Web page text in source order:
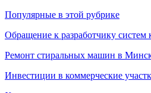
Популярные в этой рубрике
Обращение к разработчику систем
Ремонт стиральных машин в
Инвестиции в коммерческие